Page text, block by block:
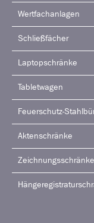
Wertfachanlagen
Schließfächer
Laptopschränke
Tabletwagen
Feuerschutz-
Aktenschränke
Zeichnungsschränke